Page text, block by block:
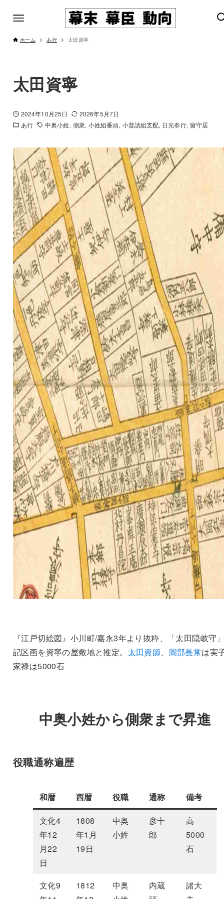
ホーム あ行 太田資寧
太田資寧
2024年10月25日
2026年5月7日
あ行
中奥小姓 側衆 小姓組番頭 小普請組支配 日光奉行 留守居
『江戸切絵図』小川町/嘉永3年より抜粋、「太田隠岐守
記区画を資寧の屋敷地と推定。 太田資師 岡部長常は実
家禄は5000石
中奥小姓から側衆まで昇進
役職通称遍歴
和暦 西暦 役職 通称 備考
文化4
年12
月22
日
1808
年1月
19日
中奥
小姓
彦十
郎
高
5000
石
文化9
1812
中奥
内蔵
諸大